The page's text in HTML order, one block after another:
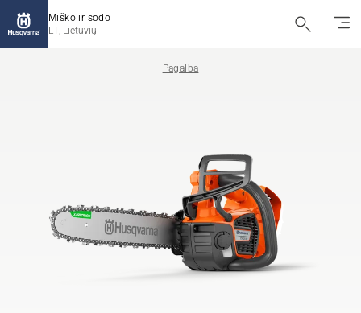
Miško ir sodo
LT, Lietuvių
Pagalba